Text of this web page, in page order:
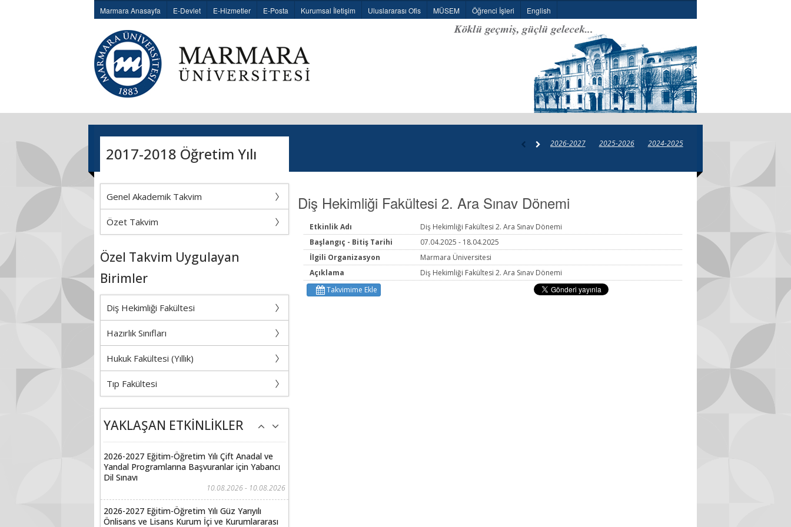
Marmara Anasayfa E-Devlet E-Hizmetler E-Posta Kurumsal İletişim Uluslararası Ofis MÜSEM Öğrenci İşleri English
2017-2018 Öğretim Yılı
2026-2027 2025-2026 2024-2025
Diş Hekimliği Fakültesi 2. Ara Sınav Dönemi
Etkinlik Adı
Diş Hekimliği Fakültesi 2. Ara Sınav Dönemi
Başlangıç - Bitiş Tarihi
07.04.2025 - 18.04.2025
İlgili Organizasyon
Marmara Üniversitesi
Açıklama
Diş Hekimliği Fakültesi 2. Ara Sınav Dönemi
Takvimime Ekle
Genel Akademik Takvim
Özet Takvim
Özel Takvim Uygulayan
Birimler
Diş Hekimliği Fakültesi
Hazırlık Sınıfları
Hukuk Fakültesi (Yıllık)
Tıp Fakültesi
YAKLAŞAN ETKİNLİKLER
2026-2027 Eğitim-Öğretim Yılı Çift Anadal ve
Yandal Programlarına Başvuranlar için Yabancı
Dil Sınavı
10.08.2026 - 10.08.2026
2026-2027 Eğitim-Öğretim Yılı Güz Yarıyılı
Önlisans ve Lisans Kurum İçi ve Kurumlararası